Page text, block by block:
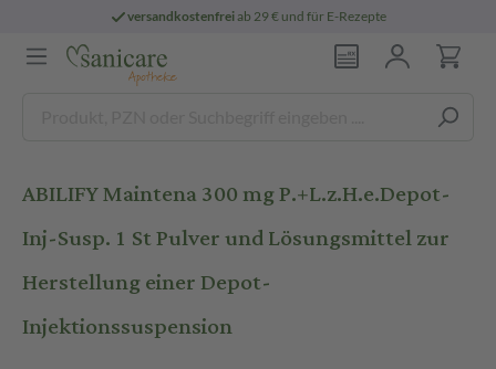
versandkostenfreiab 29 € und für E-Rezepte
ABILIFY Maintena 300 mg P.+L.z.H.e.Depot-
Inj-Susp. 1 St Pulver und Lösungsmittel zur
Herstellung einer Depot-
Injektionssuspension